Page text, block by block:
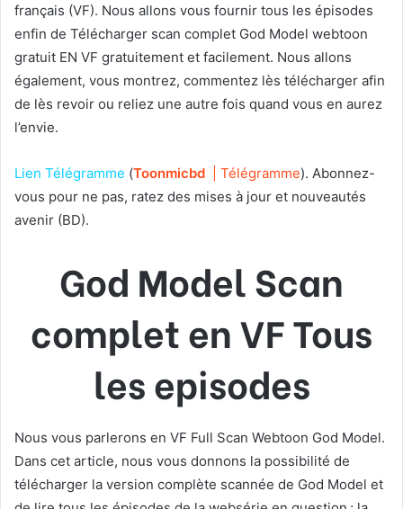
français (VF). Nous allons vous fournir tous les épisodes
enfin de Télécharger scan complet God Model webtoon
gratuit EN VF gratuitement et facilement. Nous allons
également, vous montrez, commentez lès télécharger afin
de lès revoir ou reliez une autre fois quand vous en aurez
l’envie.
Lien Télégramme (Toonmicbd | Télégramme). Abonnez-
vous pour ne pas, ratez des mises à jour et nouveautés
avenir (BD).
God Model Scan
complet en VF Tous
les episodes
Nous vous parlerons en VF Full Scan Webtoon God Model.
Dans cet article, nous vous donnons la possibilité de
télécharger la version complète scannée de God Model et